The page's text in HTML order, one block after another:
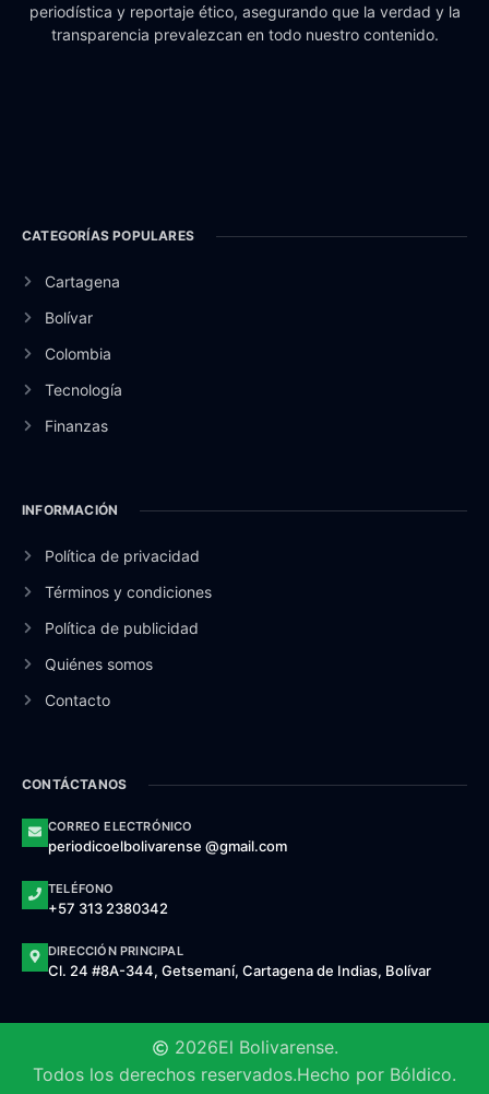
periodística y reportaje ético, asegurando que la verdad y la
transparencia prevalezcan en todo nuestro contenido.
CATEGORÍAS POPULARES
Cartagena
Bolívar
Colombia
Tecnología
Finanzas
INFORMACIÓN
Política de privacidad
Términos y condiciones
Política de publicidad
Quiénes somos
Contacto
CONTÁCTANOS
CORREO ELECTRÓNICO
periodicoelbolivarense @gmail.com
TELÉFONO
+57 313 2380342
DIRECCIÓN PRINCIPAL
Cl. 24 #8A-344, Getsemaní, Cartagena de Indias, Bolívar
2026El Bolivarense.
Todos los derechos reservados.Hecho por Bóldico.